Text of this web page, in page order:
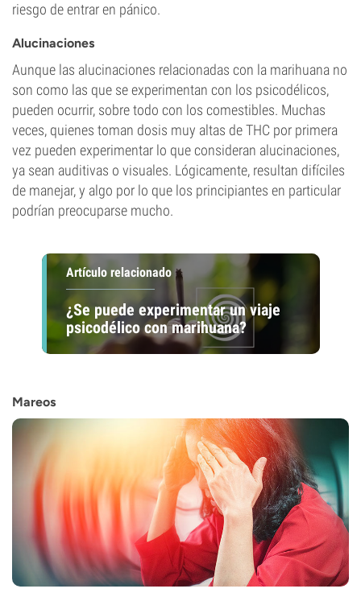
riesgo de entrar en pánico.
Alucinaciones
Aunque las alucinaciones relacionadas con la marihuana no
son como las que se experimentan con los psicodélicos,
pueden ocurrir, sobre todo con los comestibles. Muchas
veces, quienes toman dosis muy altas de THC por primera
vez pueden experimentar lo que consideran alucinaciones,
ya sean auditivas o visuales. Lógicamente, resultan difíciles
de manejar, y algo por lo que los principiantes en particular
podrían preocuparse mucho.
Artículo relacionado
¿Se puede experimentar un viaje
psicodélico con marihuana?
Mareos